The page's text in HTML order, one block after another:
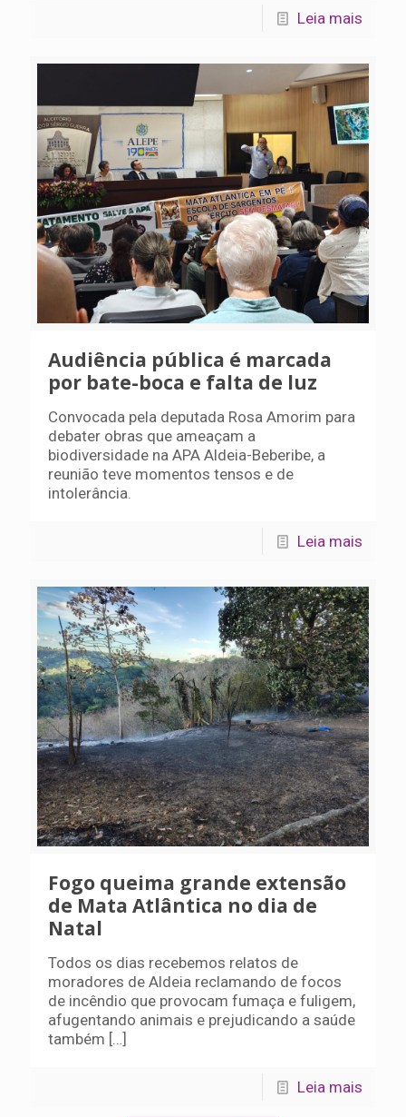
Leia mais
Audiência pública é marcada
por bate-boca e falta de luz
Convocada pela deputada Rosa Amorim para
debater obras que ameaçam a
biodiversidade na APA Aldeia-Beberibe, a
reunião teve momentos tensos e de
intolerância.
Leia mais
Fogo queima grande extensão
de Mata Atlântica no dia de
Natal
Todos os dias recebemos relatos de
moradores de Aldeia reclamando de focos
de incêndio que provocam fumaça e fuligem,
afugentando animais e prejudicando a saúde
também […]
Leia mais